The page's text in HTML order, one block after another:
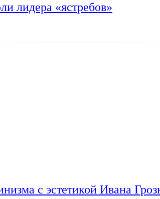
лидера «ястребов»
с эстетикой Ивана